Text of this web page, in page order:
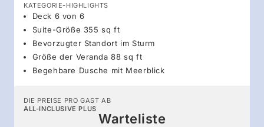
KATEGORIE-HIGHLIGHTS
Deck 6 von 6
Suite-Größe 355 sq ft
Bevorzugter Standort im Sturm
Größe der Veranda 88 sq ft
Begehbare Dusche mit Meerblick
DIE PREISE PRO GAST AB
ALL-INCLUSIVE PLUS
Warteliste